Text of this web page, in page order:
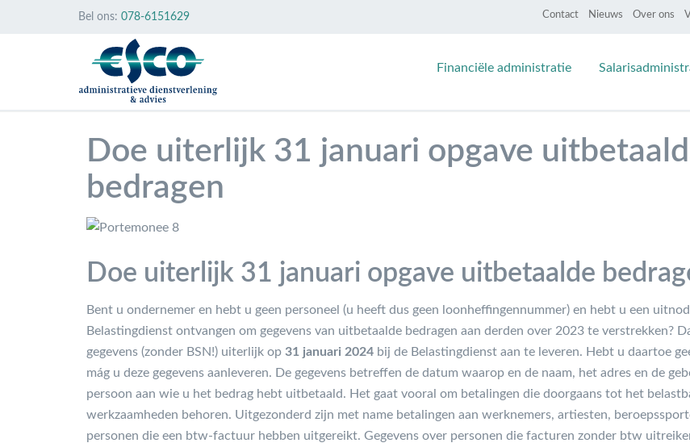
Contact Nieuws Over ons
Bel ons: 078-6151629
Financiële administratie
Doe uiterlijk 31 januari opgave
bedragen
Doe uiterlijk 31 januari opgave uitbetaalde
Bent u ondernemer en hebt u geen personeel (u heeft dus geen loonheffingennummer) en hebt u een
Belastingdienst ontvangen om gegevens van uitbetaalde bedragen aan derden over 2023 te verstrekken?
gegevens (zonder BSN!) uiterlijk op 31 januari 2024 bij de Belastingdienst aan te leveren. Hebt u daartoe
mág u deze gegevens aanleveren. De gegevens betreffen de datum waarop en de naam, het adres en de
persoon aan wie u het bedrag hebt uitbetaald. Het gaat vooral om betalingen die doorgaans tot het
werkzaamheden behoren. Uitgezonderd zijn met name betalingen aan werknemers, artiesten,
personen die een btw-factuur hebben uitgereikt. Gegevens over personen die facturen zonder btw